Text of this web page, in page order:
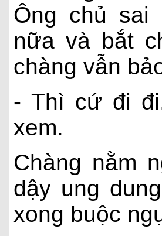
Ông chủ sai
nữa và bắt
chàng vẫn
- Thì cứ đi
xem.
Chàng nằm
dậy ung
xong buộc